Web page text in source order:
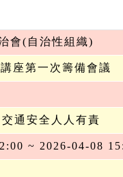
會(自治性組織)
座第一次籌備會議
通安全人人有責
~ 2026-04-08